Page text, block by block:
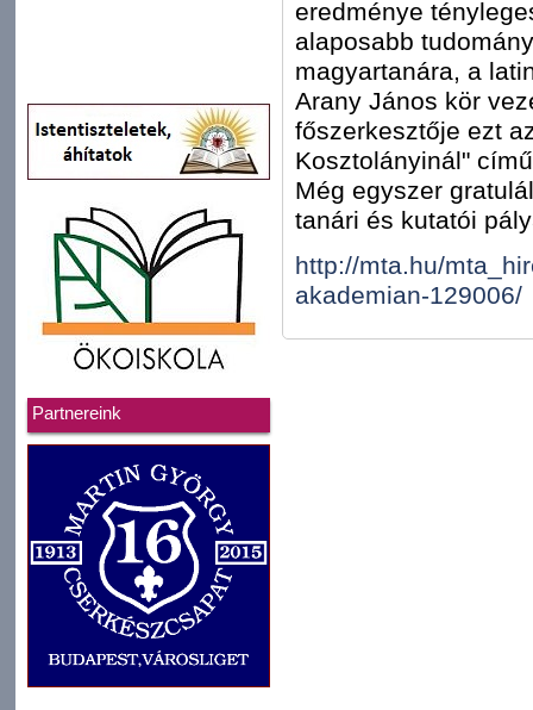
Partnereink
eredménye
alaposabb
magyartanára, a
Arany János kör
főszerkesztője ezt
Kosztolányinál"
Még egyszer
tanári és kutatói
http://mta.hu/
akademian-129006/